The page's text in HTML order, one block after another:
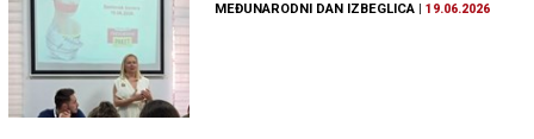
MEĐUNARODNI DAN IZBEGLICA |19.06.2026